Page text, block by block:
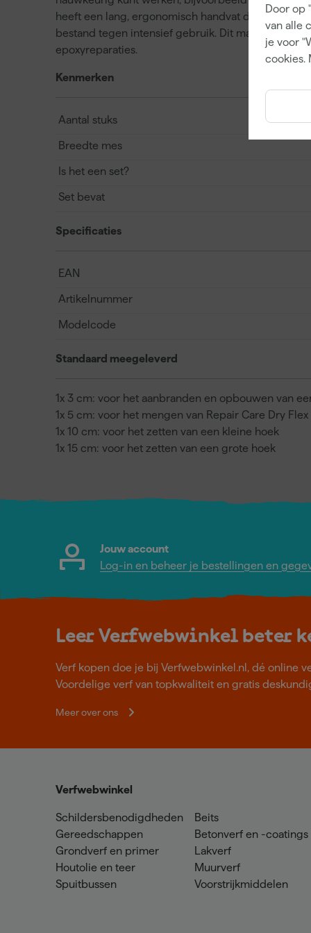
Door op
van alle
je voor
cookies.
heeft een lang, ergonomisch handvat dat prettig
bestand tegen intensief gebruik. Dit maakt ze
epoxyreparaties.
Kenmerken
Aantal stuks
Breedte mes
Is het een set?
Set bevat
Specificaties
EAN
Artikelnummer
Modelcode
Standaard meegeleverd
1x 3 cm: voor het aanbranden en opbouwen van
1x 5 cm: voor het mengen van Repair Care Dry Flex
1x 10 cm: voor het zetten van een kleine hoek
1x 15 cm: voor het zetten van een grote hoek
Jouw account
Log-in en beheer je bestellingen en
Leer Verfwebwinkel beter
Verf kopen doe je bij Verfwebwinkel.nl, dé online
Voordelige verf van topkwaliteit en gratis
Meer over ons
Verfwebwinkel
Schildersbenodigdheden
Gereedschappen
Grondverf en primer
Houtolie en teer
Spuitbussen
Beits
Betonverf en -coatings
Lakverf
Muurverf
Voorstrijkmiddelen